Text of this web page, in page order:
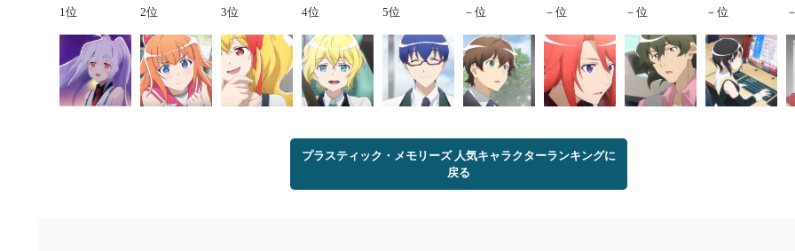
1位 2位 3位 4位 5位 －位 －位 －位 －位
プラスティック・メモリーズ 人気キャラクターランキングに
戻る